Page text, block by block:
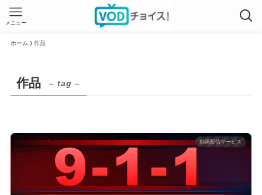
メニュー
ホーム 作品
作品 – tag –
動画配信サービス